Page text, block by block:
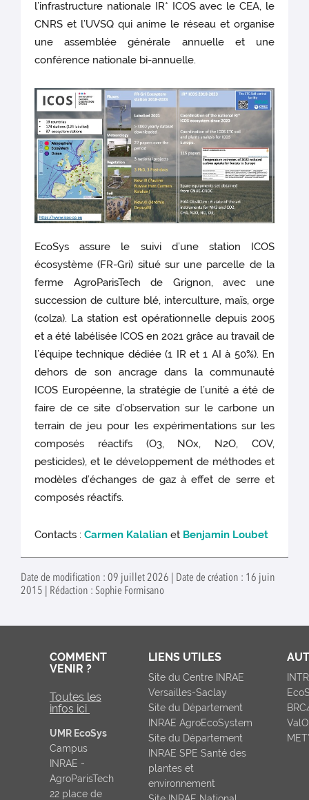
l’infrastructure nationale IR* ICOS avec le CEA, le
CNRS et l’UVSQ qui anime le réseau et organise
une assemblée générale annuelle et une
conférence nationale bi-annuelle.
EcoSys assure le suivi d’une station ICOS
écosystème (FR-Gri) situé sur une parcelle de la
ferme AgroParisTech de Grignon, avec une
succession de culture blé, interculture, maïs, orge
(colza). La station est opérationnelle depuis 2005
et a été labélisée ICOS en 2021 grâce au travail de
l’équipe technique dédiée (1 IR et 1 AI à 50%). En
dehors de son ancrage dans la communauté
ICOS Européenne, la stratégie de l’unité a été de
faire de ce site d’observation sur le carbone un
terrain de jeu pour les expérimentations sur les
composés réactifs (O3, NOx, N2O, COV,
pesticides), et le développement de méthodes et
modèles d’échanges de gaz à effet de serre et
composés réactifs.
Contacts :Carmen Kalalian et Benjamin Loubet
Date de modification : 09 juillet 2026 | Date de création : 16 juin
2015 | Rédaction : Sophie Formisano
COMMENT
VENIR ?
Toutes les
infos ici
UMR EcoSys
Campus
INRAE -
AgroParisTech
22 place de
LIENS UTILES
Site du Centre INRAE
Versailles-Saclay
Site du Département
INRAE AgroEcoSystem
Site du Département
INRAE SPE Santé des
plantes et
environnement